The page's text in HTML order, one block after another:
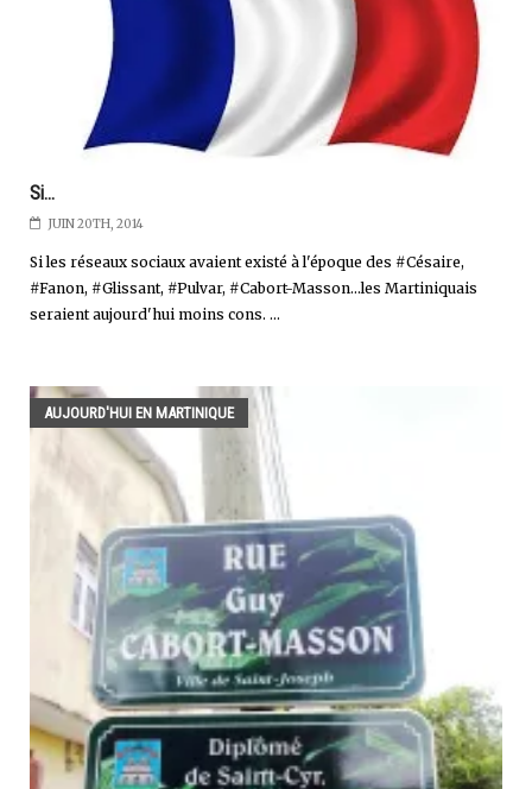
Si...
JUIN 20TH, 2014
Si les réseaux sociaux avaient existé à l'époque des #Césaire,
#Fanon, #Glissant, #Pulvar, #Cabort-Masson...les Martiniquais
seraient aujourd'hui moins cons. ...
AUJOURD'HUI EN MARTINIQUE